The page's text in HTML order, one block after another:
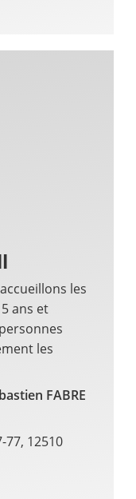
les
ans et
les
FABRE
77, 12510